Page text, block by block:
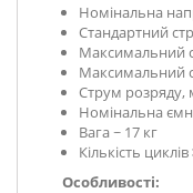
Номінальна
Стандартний
Максимальний
Максимальний
Струм розряду,
Номінальна
Вага ~ 17 кг
Кількість циклів
Особливості: